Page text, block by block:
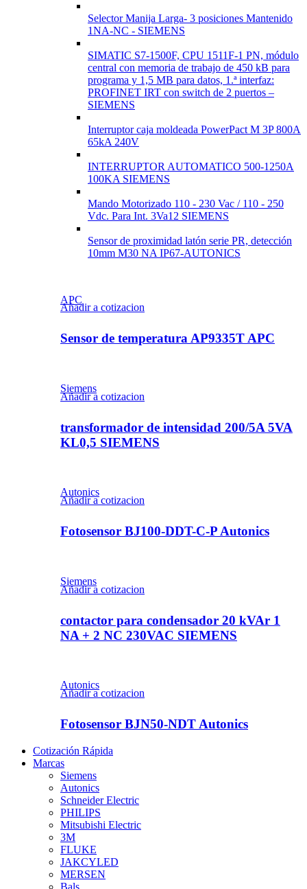
Selector Manija Larga- 3 posiciones Mantenido
1NA-NC - SIEMENS
SIMATIC S7-1500F, CPU 1511F-1 PN, módulo
central con memoria de trabajo de 450 kB para
programa y 1,5 MB para datos, 1.ª interfaz:
PROFINET IRT con switch de 2 puertos –
SIEMENS
Interruptor caja moldeada PowerPact M 3P 800A
65kA 240V
INTERRUPTOR AUTOMATICO 500-1250A
100KA SIEMENS
Mando Motorizado 110 - 230 Vac / 110 - 250
Vdc. Para Int. 3Va12 SIEMENS
Sensor de proximidad latón serie PR, detección
10mm M30 NA IP67-AUTONICS
APC
Añadir a cotizacion
Sensor de temperatura AP9335T APC
Siemens
Añadir a cotizacion
transformador de intensidad 200/5A 5VA
KL0,5 SIEMENS
Autonics
Añadir a cotizacion
Fotosensor BJ100-DDT-C-P Autonics
Siemens
Añadir a cotizacion
contactor para condensador 20 kVAr 1
NA + 2 NC 230VAC SIEMENS
Autonics
Añadir a cotizacion
Fotosensor BJN50-NDT Autonics
Cotización Rápida
Marcas
Siemens
Autonics
Schneider Electric
PHILIPS
Mitsubishi Electric
3M
FLUKE
JAKCYLED
MERSEN
Bals